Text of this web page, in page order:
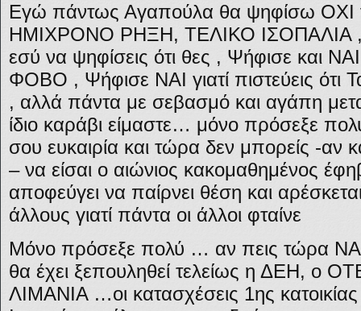
Εγώ πάντως Αγαπούλα θα ψηφίσω ΟΧΙ
ΗΜΙΧΡΟΝΟ ΡΗΞΗ, ΤΕΛΙΚΟ ΙΣΟΠΑΛΙΑ
εσύ να ψηφίσεις ότι θες , Ψήφισε και
ΦΟΒΟ , Ψήφισε ΝΑΙ γιατί πιστεύεις ότι
, αλλά πάντα με σεβασμό και αγάπη
ίδιο καράβι είμαστε… μόνο πρόσεξε
σου ευκαιρία και τώρα δεν μπορείς -αν
– να είσαι ο αιώνιος κακομαθημένος
αποφεύγει να παίρνει θέση και
άλλους γιατί πάντα οι άλλοι φταίνε
Μόνο πρόσεξε πολύ … αν πεις τώρα
θα έχει ξεπουληθεί τελείως η ΔΕΗ, ο
ΛΙΜΑΝΙΑ …οι κατασχέσεις 1ης